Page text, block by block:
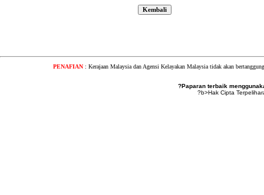
PENAFIAN : Kerajaan Malaysia dan Agensi Kelayakan Malaysia tidak akan
?Paparan terbaik
?b>Hak Cipta